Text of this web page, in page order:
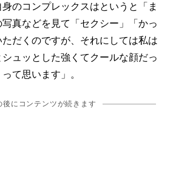
のコンプレックスはというと「ま
真などを見て「セクシー」「かっ
だくのですが、それにしては私は
ュッとした強くてクールな顔だっ
て思います」。
後にコンテンツが続きます